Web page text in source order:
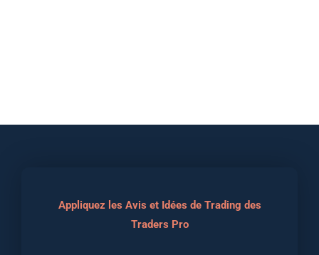
Appliquez les Avis et Idées de Trading des
Traders Pro